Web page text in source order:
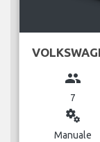
group
7
miscellaneous_services
Manuale